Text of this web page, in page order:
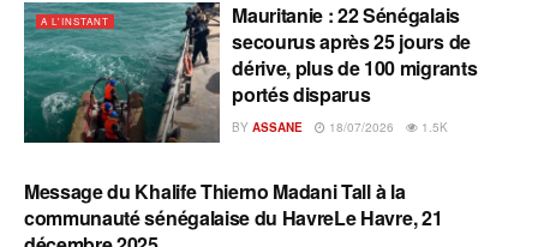
A L'INSTANT
Mauritanie : 22 Sénégalais
secourus après 25 jours de
dérive, plus de 100 migrants
portés disparus
BY ASSANE 18/07/2026 1.5K
A L'INSTANT
Message du Khalife Thierno Madani Tall à la
communauté sénégalaise du HavreLe Havre, 21